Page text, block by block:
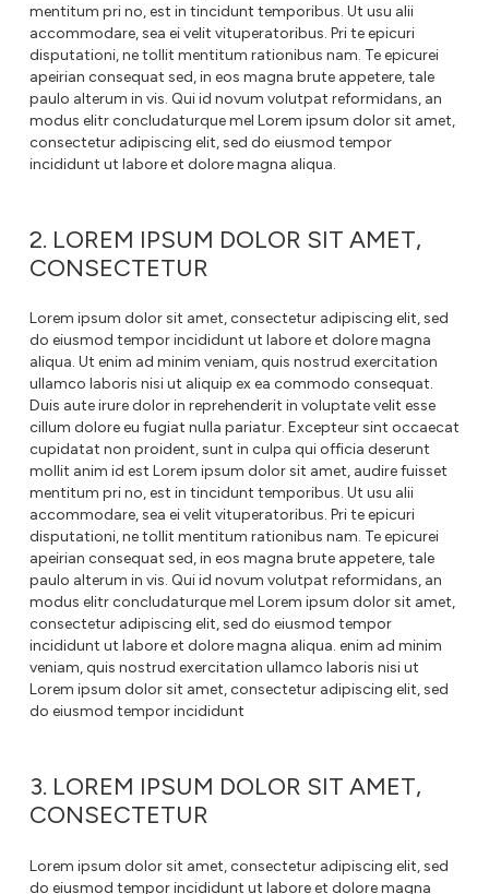
mentitum pri no, est in tincidunt temporibus. Ut usu alii
accommodare, sea ei velit vituperatoribus. Pri te epicuri
disputationi, ne tollit mentitum rationibus nam. Te epicurei
apeirian consequat sed, in eos magna brute appetere, tale
paulo alterum in vis. Qui id novum volutpat reformidans, an
modus elitr concludaturque mel Lorem ipsum dolor sit amet,
consectetur adipiscing elit, sed do eiusmod tempor
incididunt ut labore et dolore magna aliqua.
2. LOREM IPSUM DOLOR SIT AMET,
CONSECTETUR
Lorem ipsum dolor sit amet, consectetur adipiscing elit, sed
do eiusmod tempor incididunt ut labore et dolore magna
aliqua. Ut enim ad minim veniam, quis nostrud exercitation
ullamco laboris nisi ut aliquip ex ea commodo consequat.
Duis aute irure dolor in reprehenderit in voluptate velit esse
cillum dolore eu fugiat nulla pariatur. Excepteur sint occaecat
cupidatat non proident, sunt in culpa qui officia deserunt
mollit anim id est Lorem ipsum dolor sit amet, audire fuisset
mentitum pri no, est in tincidunt temporibus. Ut usu alii
accommodare, sea ei velit vituperatoribus. Pri te epicuri
disputationi, ne tollit mentitum rationibus nam. Te epicurei
apeirian consequat sed, in eos magna brute appetere, tale
paulo alterum in vis. Qui id novum volutpat reformidans, an
modus elitr concludaturque mel Lorem ipsum dolor sit amet,
consectetur adipiscing elit, sed do eiusmod tempor
incididunt ut labore et dolore magna aliqua. enim ad minim
veniam, quis nostrud exercitation ullamco laboris nisi ut
Lorem ipsum dolor sit amet, consectetur adipiscing elit, sed
do eiusmod tempor incididunt
3. LOREM IPSUM DOLOR SIT AMET,
CONSECTETUR
Lorem ipsum dolor sit amet, consectetur adipiscing elit, sed
do eiusmod tempor incididunt ut labore et dolore magna